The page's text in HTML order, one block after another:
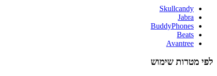
Skullcandy
Jabra
BuddyPhones
Beats
Avantree
לפי מטרות שימוש